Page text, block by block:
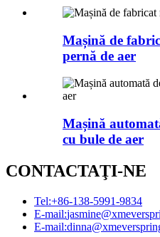
Mașină de
pernă de aer
Mașină
cu bule de aer
CONTACTAŢI-NE
Tel:+86-138-5991-9834
E-mail:
E-mail: